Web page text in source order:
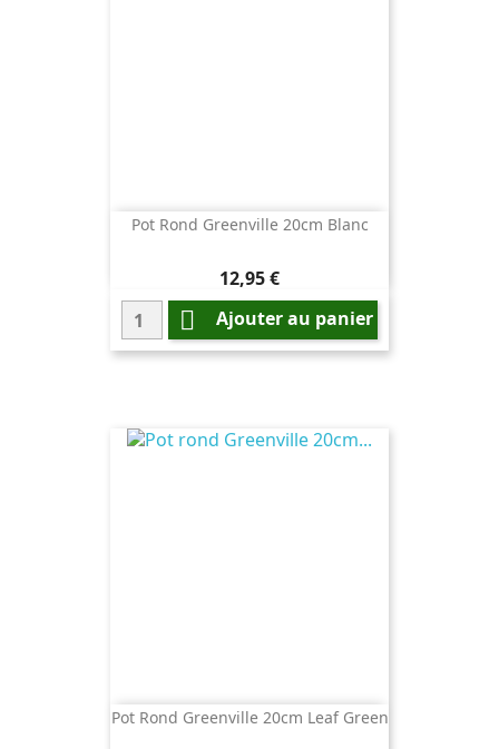
Pot Rond Greenville 20cm Blanc
Prix
12,95 €
 Ajouter au panier
Pot Rond Greenville 20cm Leaf Green